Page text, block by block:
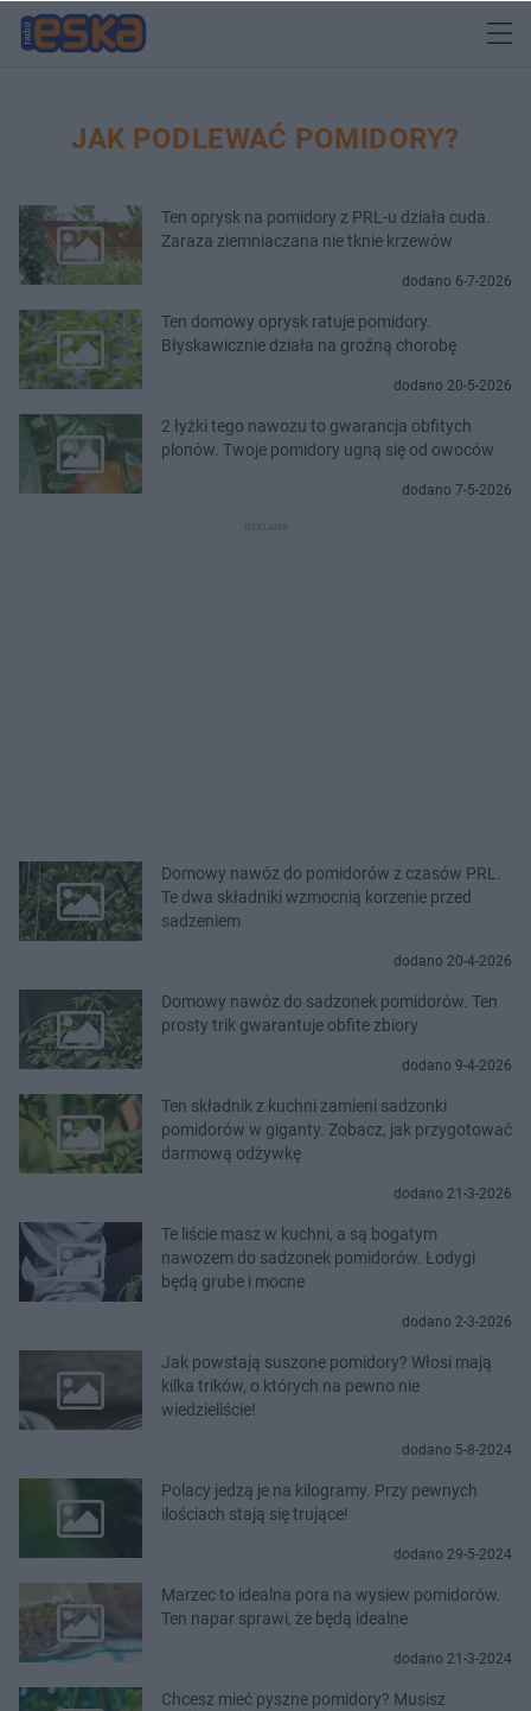
JAK PODLEWAĆ POMIDORY?
Ten oprysk na pomidory z PRL-u działa cuda.
Zaraza ziemniaczana nie tknie krzewów
dodano 6-7-2026
Ten domowy oprysk ratuje pomidory.
Błyskawicznie działa na groźną chorobę
dodano 20-5-2026
2 łyżki tego nawozu to gwarancja obfitych
plonów. Twoje pomidory ugną się od owoców
dodano 7-5-2026
Domowy nawóz do pomidorów z czasów PRL.
Te dwa składniki wzmocnią korzenie przed
sadzeniem
dodano 20-4-2026
Domowy nawóz do sadzonek pomidorów. Ten
prosty trik gwarantuje obfite zbiory
dodano 9-4-2026
Ten składnik z kuchni zamieni sadzonki
pomidorów w giganty. Zobacz, jak przygotować
darmową odżywkę
dodano 21-3-2026
Te liście masz w kuchni, a są bogatym
nawozem do sadzonek pomidorów. Łodygi
będą grube i mocne
dodano 2-3-2026
Jak powstają suszone pomidory? Włosi mają
kilka trików, o których na pewno nie
wiedzieliście!
dodano 5-8-2024
Polacy jedzą je na kilogramy. Przy pewnych
ilościach stają się trujące!
dodano 29-5-2024
Marzec to idealna pora na wysiew pomidorów.
Ten napar sprawi, że będą idealne
dodano 21-3-2024
Chcesz mieć pyszne pomidory? Musisz